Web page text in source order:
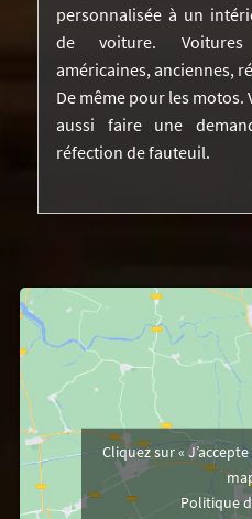
personnalisée à un
de voiture. Voitures
américaines, anciennes,
De même pour les motos.
aussi faire une
réfection de fauteuil.
Cliquez sur «
Politique